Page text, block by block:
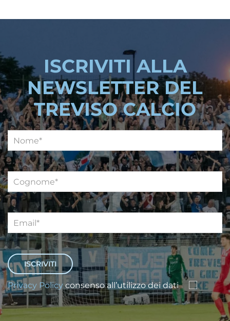
ISCRIVITI ALLA
NEWSLETTER DEL
TREVISO CALCIO
Privacy Policyconsenso all’utilizzo dei dati